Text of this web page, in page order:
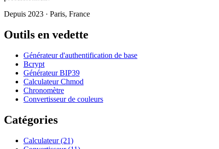
Depuis 2023 · Paris, France
Outils en vedette
Générateur d'authentification de base
Bcrypt
Générateur BIP39
Calculateur Chmod
Chronomètre
Convertisseur de couleurs
Catégories
Calculateur(21)